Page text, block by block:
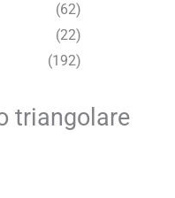
(62)
(22)
(192)
triangolare